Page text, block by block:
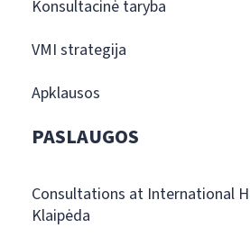
Konsultacinė taryba
VMI strategija
Apklausos
PASLAUGOS
Consultations at International
Klaipėda